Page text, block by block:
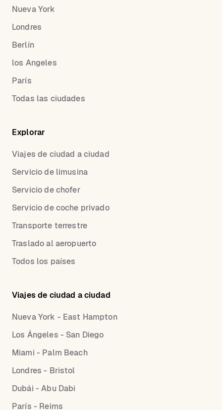
Nueva York
Londres
Berlín
los Angeles
París
Todas las ciudades
Explorar
Viajes de ciudad a ciudad
Servicio de limusina
Servicio de chofer
Servicio de coche privado
Transporte terrestre
Traslado al aeropuerto
Todos los países
Viajes de ciudad a ciudad
Nueva York - East Hampton
Los Ángeles - San Diego
Miami - Palm Beach
Londres - Bristol
Dubái - Abu Dabi
París - Reims